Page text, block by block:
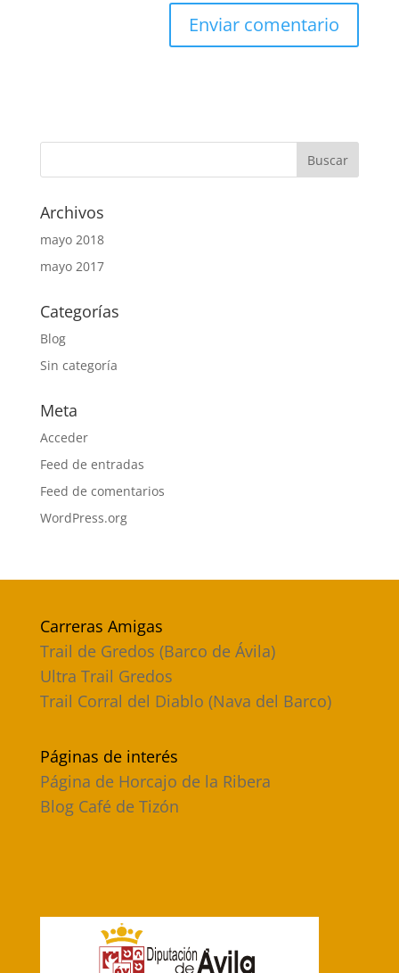
Archivos
mayo 2018
mayo 2017
Categorías
Blog
Sin categoría
Meta
Acceder
Feed de entradas
Feed de comentarios
WordPress.org
Carreras Amigas
Trail de Gredos (Barco de Ávila)
Ultra Trail Gredos
Trail Corral del Diablo (Nava del Barco)
Páginas de interés
Página de Horcajo de la Ribera
Blog Café de Tizón